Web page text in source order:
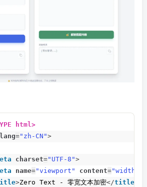
html>
lang="zh-CN">
charset="UTF-8">
name="viewport" content=
>Zero Text - 零宽文本加密</title